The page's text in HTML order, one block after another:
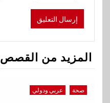
المزيد من القصص
صحة عربي ودولي